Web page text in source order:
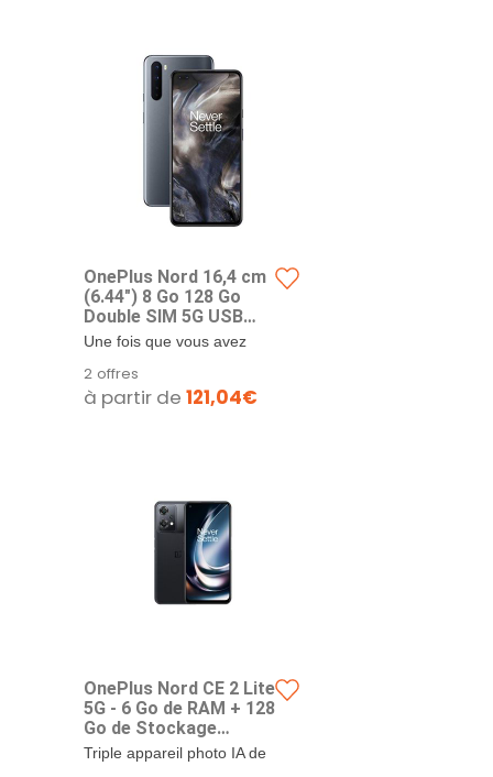
OnePlus Nord 16,4 cm
(6.44") 8 Go 128 Go
Double SIM 5G USB
Type-C Noir Oxygen
OS 4115 mAh Nord,
16,4 cm (6.44"), 8 Go,
128 Go, 48 MP, Oxygen
OS, Noir
Une fois que vous avez
l'écran AMOLED 6,44" avec
une fréquence de
2 offres
à partir de 121,04€
OnePlus Nord CE 2 Lite
5G - 6 Go de RAM + 128
Go de Stockage
Smartphone sans
Carte SIM avec Triple
Triple appareil photo IA de